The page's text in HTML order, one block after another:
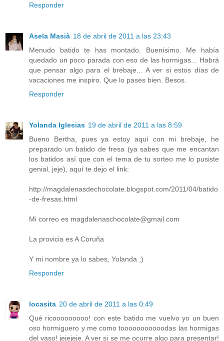
Responder
Asela Masià 18 de abril de 2011 a las 23:43
Menudo batido te has montado. Buenísimo. Me había
quedado un poco parada con eso de las hormigas... Habrá
que pensar algo para el brebaje... A ver si estos días de
vacaciones me inspiro. Que lo pases bien. Besos.
Responder
Yolanda Iglesias 19 de abril de 2011 a las 8:59
Bueno Bertha, pues ya estoy aquí con mi brebaje, he
preparado un batido de fresa (ya sabes que me encantan
los batidos así que con el tema de tu sorteo me lo pusiste
genial, jeje), aquí te dejo el link:
http://magdalenasdechocolate.blogspot.com/2011/04/batido
-de-fresas.html
Mi correo es magdalenaschocolate@gmail.com
La provicia es A Coruña
Y mi nombre ya lo sabes, Yolanda ;)
Responder
locasita 20 de abril de 2011 a las 0:49
Qué ricooooooooo! con este batido me vuelvo yo un buen
oso hormiguero y me como tooooooooooodas las hormigas
del vaso! jejejeje. A ver si se me ocurre algo para presentar!